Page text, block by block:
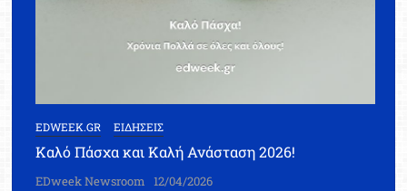
EDWEEK.GR ΕΙΔΗΣΕΙΣ
Καλό Πάσχα και Καλή Ανάσταση 2026!
EDweek Newsroom 12/04/2026